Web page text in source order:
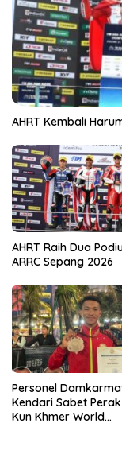
AHRT Kembali
AHRT Raih Dua
ARRC Sepang 2026
Personel
Kendari Sabet
Kun Khmer World